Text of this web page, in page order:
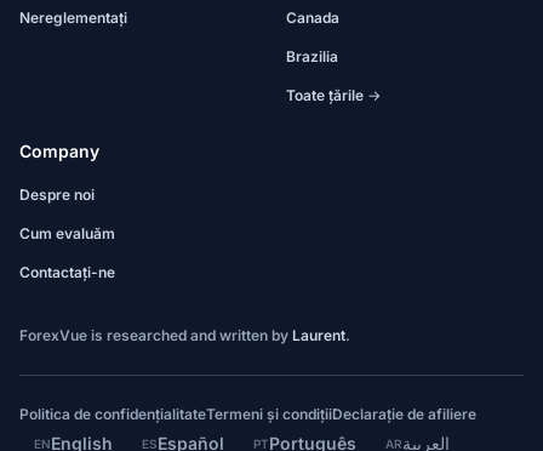
Nereglementați Canada
Brazilia
Toate țările →
Company
Despre noi
Cum evaluăm
Contactați-ne
ForexVue is researched and written by Laurent.
Politica de confidențialitateTermeni și condițiiDeclarație de afiliere
ENEnglish ESEspañol PTPortuguês ARالعربية